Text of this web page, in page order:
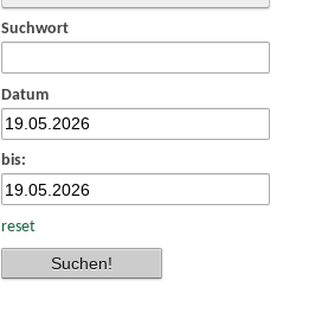
Suchwort
Datum
bis:
reset